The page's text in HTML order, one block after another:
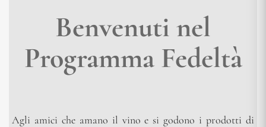
Benvenuti nel
Programma Fedeltà
Agli amici che amano il vino e si godono i prodotti di